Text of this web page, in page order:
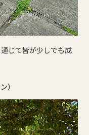
じて皆が少しでも成
）